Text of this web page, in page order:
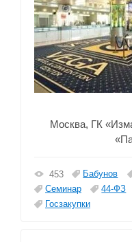
Москва, ГК
453 Бабунов
Семинар
44-ФЗ
Госзакупки